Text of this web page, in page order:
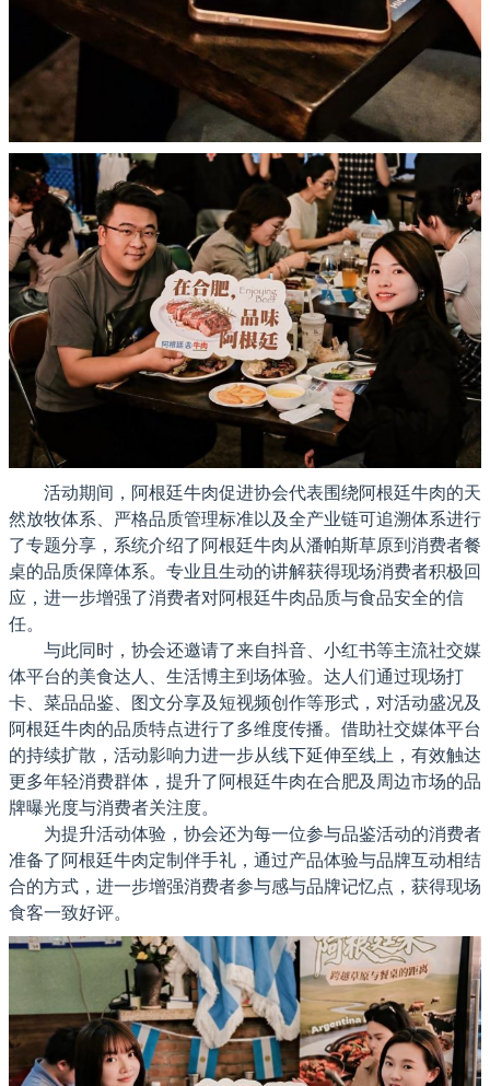
活动期间，阿根廷牛肉促进协会代表围绕阿根廷牛肉的天
然放牧体系、严格品质管理标准以及全产业链可追溯体系进行
了专题分享，系统介绍了阿根廷牛肉从潘帕斯草原到消费者餐
桌的品质保障体系。专业且生动的讲解获得现场消费者积极回
应，进一步增强了消费者对阿根廷牛肉品质与食品安全的信
任。
与此同时，协会还邀请了来自抖音、小红书等主流社交媒
体平台的美食达人、生活博主到场体验。达人们通过现场打
卡、菜品品鉴、图文分享及短视频创作等形式，对活动盛况及
阿根廷牛肉的品质特点进行了多维度传播。借助社交媒体平台
的持续扩散，活动影响力进一步从线下延伸至线上，有效触达
更多年轻消费群体，提升了阿根廷牛肉在合肥及周边市场的品
牌曝光度与消费者关注度。
为提升活动体验，协会还为每一位参与品鉴活动的消费者
准备了阿根廷牛肉定制伴手礼，通过产品体验与品牌互动相结
合的方式，进一步增强消费者参与感与品牌记忆点，获得现场
食客一致好评。